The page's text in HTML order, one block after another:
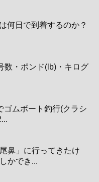
何日で到着するのか？
数・ポンド(lb)・キログ
ゴムボート釣行(クラシ
鼻」に行ってきたけ
かでき...